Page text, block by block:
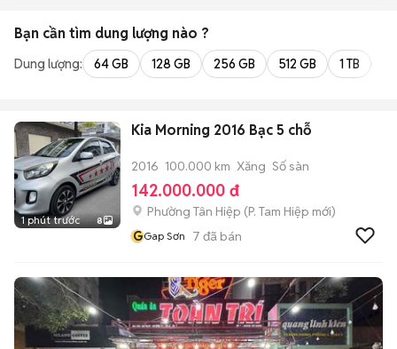
Bạn cần tìm dung lượng nào ?
Dung lượng: 64 GB 128 GB 256 GB 512 GB 1 TB
1 phút trước 8
Kia Morning 2016 Bạc 5 chỗ
2016 100.000 km Xăng Số sàn
142.000.000 đ
Phường Tân Hiệp (P. Tam Hiệp mới)
GGap Sơn 7 đã bán